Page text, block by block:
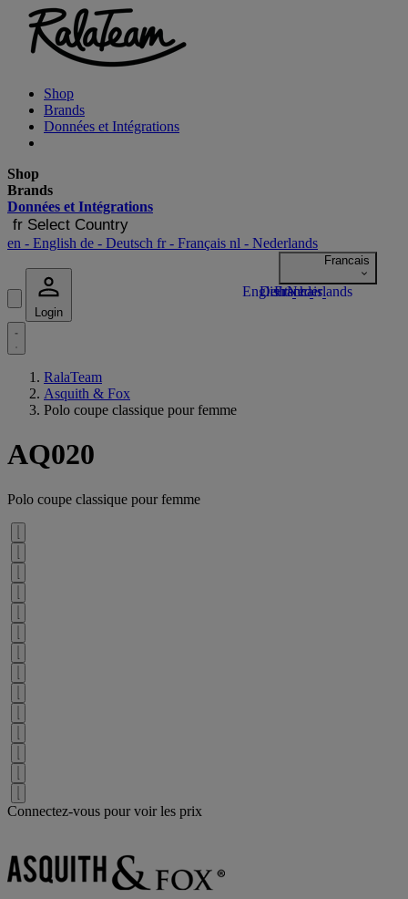
Shop
Brands
Données et Intégrations
Shop
Brands
Données et Intégrations
fr Select Country
en - English de - Deutsch fr- Français nl - Nederlands
Login
RalaTeam
Asquith & Fox
Polo coupe classique pour femme
AQ020
Polo coupe classique pour femme
Connectez-vous pour voir les prix